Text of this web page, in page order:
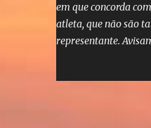
em que concorda
atleta, que não são
representante.
Flávio Adauto em